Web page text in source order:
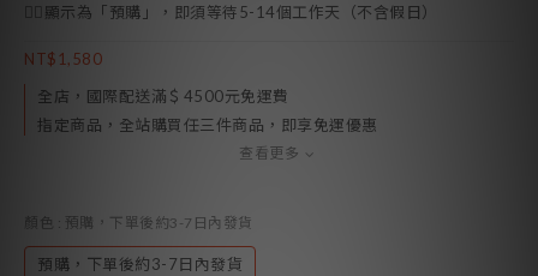
👉🏻顯示為「預購」，即須等待5-14個工作天（不含假日）
NT$1,580
全店，國際配送滿＄4500元免運費
指定商品，全站購買任三件商品，即享免運優惠
查看更多
顏色 : 預購，下單後約3-7日內發貨
預購，下單後約3-7日內發貨